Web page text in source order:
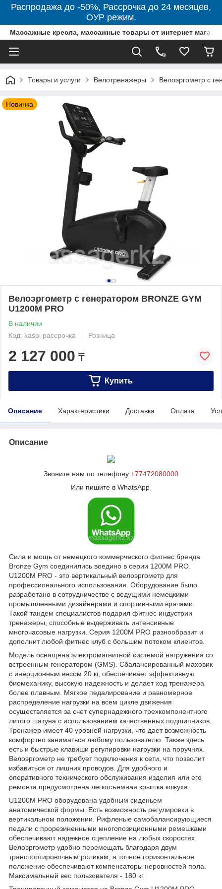
Распродажа до -50%, Рассрочка до 24 месяцев,
ОУР режим.
Массажные кресла, массажные товары от интернет
Товары и услуги Велотренажеры Велоэргометр с
Новинка
Велоэргометр с генератором BRONZE GYM
U1200M PRO
В наличии
Код: kaspi рассрочка
Розница
2 127 000 ₸
Купить
Описание Характеристики Доставка Оплата
Описание
Звоните нам по телефону +77472080000
Или пишите в WhatsApp
Сила и мощь от немецкого коммерческого фитнес бренда
Bronze Gym соединились воедино в серии 1200M PRO.
U1200M PRO - это вертикальный велоэргометр для
профессионального использования. Оборудование было
разработано в сотрудничестве с ведущими немецкими
промышленными дизайнерами и спортивными врачами.
Такой тандем специалистов подарил фитнес индустрии
тренажеры, способные выдерживать интенсивные
многочасовые нагрузки. Серия 1200М PRO разнообразит и
дополнит любой фитнес клуб с большим потоком клиентов.
Модель оснащена электромагнитной системой нагружения со
встроенным генератором (GMS). Сбалансированный маховик
с инерционным весом 20 кг, обеспечивает эффективную
биомеханику, высокую надежность и делает ход тренажера
более плавным. Мягкое педалирование и равномерное
распределение нагрузки на всем цикле движения
осуществляется за счет супернадежного трехкомпонентного
литого шатуна с использованием качественных подшипников.
Тренажер имеет 40 уровней нагрузки, что дает возможность
комфортно заниматься любому пользователю. Также здесь
есть и быстрые клавиши регулировки нагрузки на поручнях.
Велоэргометр не требует подключения к сети, что позволит
избавиться от лишних проводов. Для удобного и
оперативного технического обслуживания изделия или его
ремонта предусмотрена легкосъемная крышка кожуха.
U1200M PRO оборудована удобным сиденьем
анатомической формы. Есть возможность регулировки в
вертикальном положении. Рифленые самобалансирующиеся
педали с прорезиненными многопозиционными ремешками
обеспечивают надежное сцепление на любых скоростях.
Велоэргометр удобно перемещать благодаря двум
транспортировочным роликам, а точное горизонтальное
положение обеспечивают компенсаторы неровностей пола.
Максимальный вес пользователя - 180 кг.